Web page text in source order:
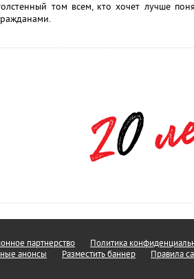
том всем, кто хочет лучше
партнерство
Политика
анонсы Разместить баннер Правила